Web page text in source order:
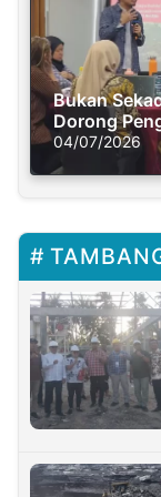
Bukan
Dorong
Solusi Krisis
04/07/2026